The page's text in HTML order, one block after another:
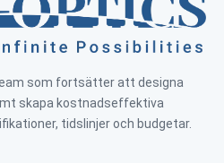
som fortsätter att designa
skapa kostnadseffektiva
tidslinjer och budgetar.